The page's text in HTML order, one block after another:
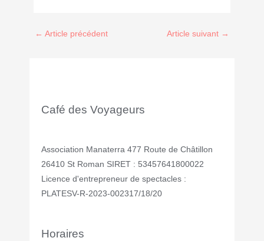
← Article précédent Article suivant →
Café des Voyageurs
Association Manaterra 477 Route de Châtillon
26410 St Roman SIRET : 53457641800022
Licence d'entrepreneur de spectacles :
PLATESV-R-2023-002317/18/20
Horaires